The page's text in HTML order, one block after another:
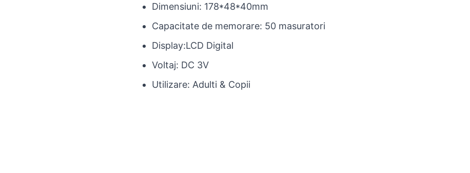
Dimensiuni: 178*48*40mm
Capacitate de memorare: 50 masuratori
Display:LCD Digital
Voltaj: DC 3V
Utilizare: Adulti & Copii